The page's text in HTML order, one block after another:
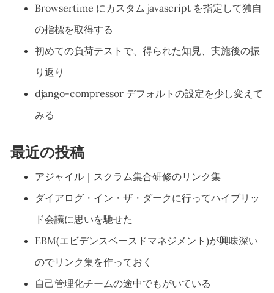
Browsertime にカスタム javascript を指定して独自
の指標を取得する
初めての負荷テストで、得られた知見、実施後の振
り返り
django-compressor デフォルトの設定を少し変えて
みる
最近の投稿
アジャイル｜スクラム集合研修のリンク集
ダイアログ・イン・ザ・ダークに行ってハイブリッ
ド会議に思いを馳せた
EBM(エビデンスベースドマネジメント)が興味深い
のでリンク集を作っておく
自己管理化チームの途中でもがいている